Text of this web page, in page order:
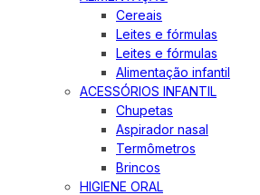
Cereais
Leites e fórmulas
Leites e fórmulas
Alimentação infantil
ACESSÓRIOS INFANTIL
Chupetas
Aspirador nasal
Termômetros
Brincos
HIGIENE ORAL